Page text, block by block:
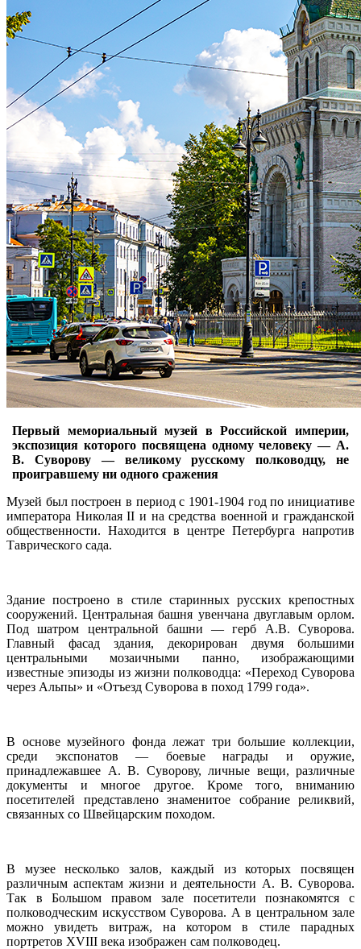
Первый мемориальный музей в Российской империи,
экспозиция которого посвящена одному человеку — А.
В. Суворову — великому русскому полководцу, не
проигравшему ни одного сражения
Музей был построен в период с 1901-1904 год по инициативе
императора Николая II и на средства военной и гражданской
общественности. Находится в центре Петербурга напротив
Таврического сада.
Здание построено в стиле старинных русских крепостных
сооружений. Центральная башня увенчана двуглавым орлом.
Под шатром центральной башни — герб А.В. Суворова.
Главный фасад здания, декорирован двумя большими
центральными мозаичными панно, изображающими
известные эпизоды из жизни полководца: «Переход Суворова
через Альпы» и «Отъезд Суворова в поход 1799 года».
В основе музейного фонда лежат три большие коллекции,
среди экспонатов — боевые награды и оружие,
принадлежавшее А. В. Суворову, личные вещи, различные
документы и многое другое. Кроме того, вниманию
посетителей представлено знаменитое собрание реликвий,
связанных со Швейцарским походом.
В музее несколько залов, каждый из которых посвящен
различным аспектам жизни и деятельности А. В. Суворова.
Так в Большом правом зале посетители познакомятся с
полководческим искусством Суворова. А в центральном зале
можно увидеть витраж, на котором в стиле парадных
портретов XVIII века изображен сам полководец.